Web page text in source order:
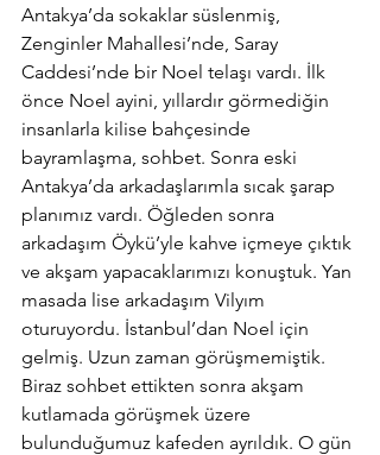
Antakya’da sokaklar süslenmiş,
Zenginler Mahallesi’nde, Saray
Caddesi’nde bir Noel telaşı vardı. İlk
önce Noel ayini, yıllardır görmediğin
insanlarla kilise bahçesinde
bayramlaşma, sohbet. Sonra eski
Antakya’da arkadaşlarımla sıcak şarap
planımız vardı. Öğleden sonra
arkadaşım Öykü’yle kahve içmeye çıktık
ve akşam yapacaklarımızı konuştuk. Yan
masada lise arkadaşım Vilyım
oturuyordu. İstanbul’dan Noel için
gelmiş. Uzun zaman görüşmemiştik.
Biraz sohbet ettikten sonra akşam
kutlamada görüşmek üzere
bulunduğumuz kafeden ayrıldık. O gün